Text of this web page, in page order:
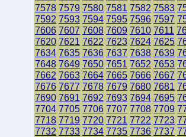
7578 7579 7580 7581 7582 7583
7592 7593 7594 7595 7596 7597
7606 7607 7608 7609 7610 7611
7620 7621 7622 7623 7624 7625
7634 7635 7636 7637 7638 7639
7648 7649 7650 7651 7652 7653
7662 7663 7664 7665 7666 7667
7676 7677 7678 7679 7680 7681
7690 7691 7692 7693 7694 7695
7704 7705 7706 7707 7708 7709
7718 7719 7720 7721 7722 7723
7732 7733 7734 7735 7736 7737